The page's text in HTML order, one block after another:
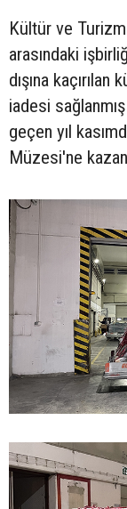
Kültür ve Turizm
arasındaki
dışına
iadesi
geçen yıl
Müzesi'ne